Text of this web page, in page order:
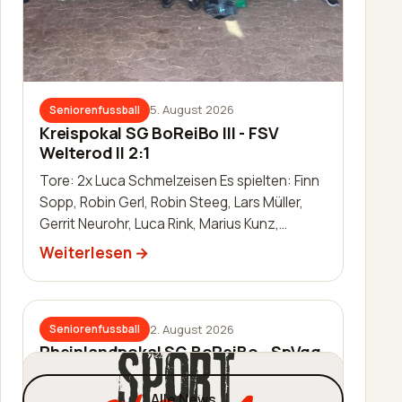
Seniorenfussball 5. August 2026
Kreispokal SG BoReiBo III - FSV
Welterod II 2:1
Tore: 2x Luca Schmelzeisen Es spielten: Finn
Sopp, Robin Gerl, Robin Steeg, Lars Müller,
Gerrit Neurohr, Luca Rink, Marius Kunz,
Manuel Häuser, Lukas Schleis,…
Weiterlesen
Seniorenfussball 2. August 2026
Rheinlandpokal SG BoReiBo - SpVgg.
EGC Wirges 1:2